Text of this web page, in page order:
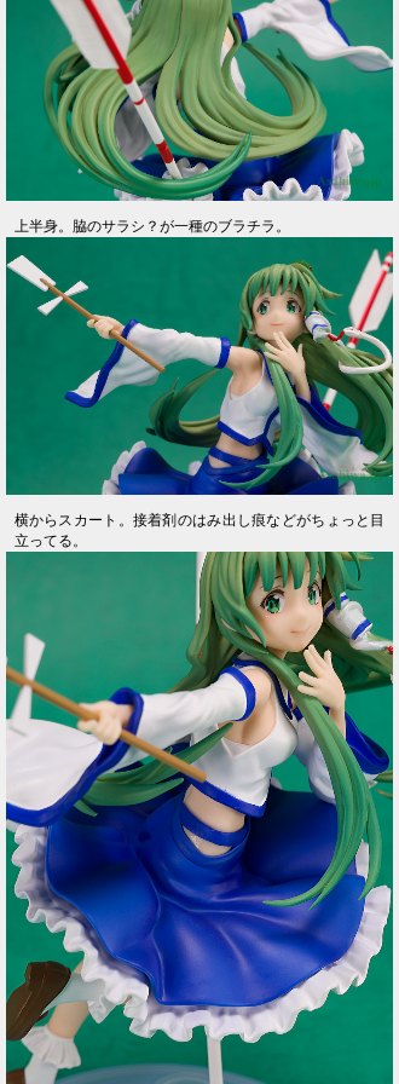
上半身。脇のサラシ？が一種のブラチラ。
横からスカート。接着剤のはみ出し痕などがちょっと目
立ってる。